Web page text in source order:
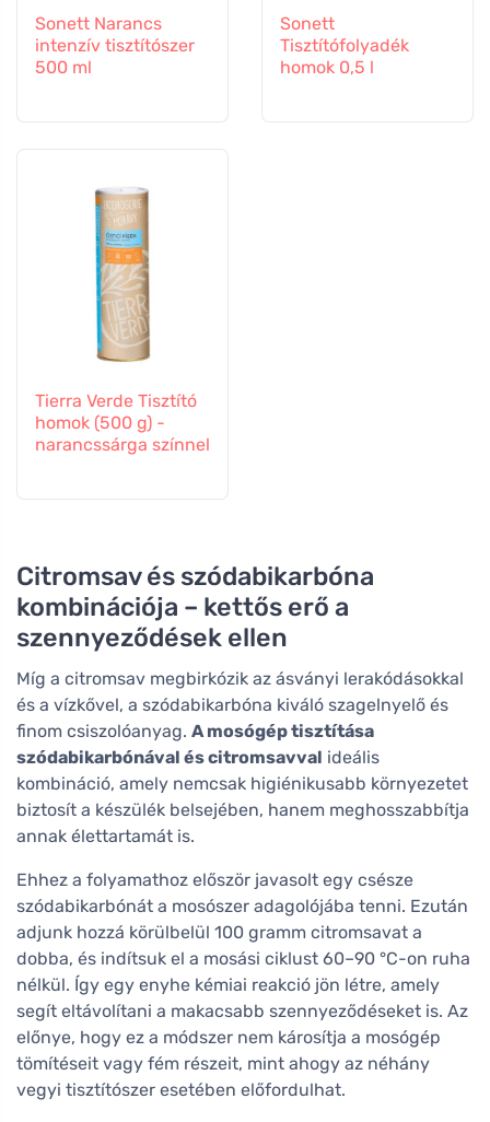
Sonett Narancs
intenzív tisztítószer
500 ml
Sonett
Tisztítófolyadék
homok 0,5 l
Tierra Verde Tisztító
homok (500 g) -
narancssárga színnel
Citromsav és szódabikarbóna
kombinációja – kettős erő a
szennyeződések ellen
Míg a citromsav megbirkózik az ásványi lerakódásokkal
és a vízkővel, a szódabikarbóna kiváló szagelnyelő és
finom csiszolóanyag. A mosógép tisztítása
szódabikarbónával és citromsavval ideális
kombináció, amely nemcsak higiénikusabb környezetet
biztosít a készülék belsejében, hanem meghosszabbítja
annak élettartamát is.
Ehhez a folyamathoz először javasolt egy csésze
szódabikarbónát a mosószer adagolójába tenni. Ezután
adjunk hozzá körülbelül 100 gramm citromsavat a
dobba, és indítsuk el a mosási ciklust 60–90 °C-on ruha
nélkül. Így egy enyhe kémiai reakció jön létre, amely
segít eltávolítani a makacsabb szennyeződéseket is. Az
előnye, hogy ez a módszer nem károsítja a mosógép
tömítéseit vagy fém részeit, mint ahogy az néhány
vegyi tisztítószer esetében előfordulhat.